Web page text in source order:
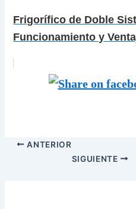
Frigorífico de Doble
Funcionamiento y
ANTERIOR
SIGUIENTE